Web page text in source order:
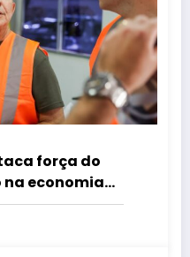
força do
economia
à Destilaria